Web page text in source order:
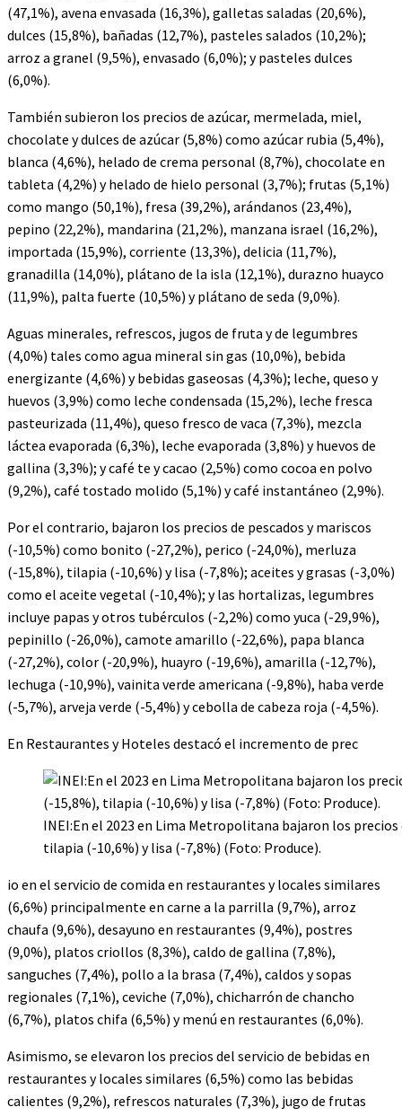
(47,1%), avena envasada (16,3%), galletas saladas (20,6%),
dulces (15,8%), bañadas (12,7%), pasteles salados (10,2%);
arroz a granel (9,5%), envasado (6,0%); y pasteles dulces
(6,0%).
También subieron los precios de azúcar, mermelada, miel,
chocolate y dulces de azúcar (5,8%) como azúcar rubia (5,4%),
blanca (4,6%), helado de crema personal (8,7%), chocolate en
tableta (4,2%) y helado de hielo personal (3,7%); frutas (5,1%)
como mango (50,1%), fresa (39,2%), arándanos (23,4%),
pepino (22,2%), mandarina (21,2%), manzana israel (16,2%),
importada (15,9%), corriente (13,3%), delicia (11,7%),
granadilla (14,0%), plátano de la isla (12,1%), durazno huayco
(11,9%), palta fuerte (10,5%) y plátano de seda (9,0%).
Aguas minerales, refrescos, jugos de fruta y de legumbres
(4,0%) tales como agua mineral sin gas (10,0%), bebida
energizante (4,6%) y bebidas gaseosas (4,3%); leche, queso y
huevos (3,9%) como leche condensada (15,2%), leche fresca
pasteurizada (11,4%), queso fresco de vaca (7,3%), mezcla
láctea evaporada (6,3%), leche evaporada (3,8%) y huevos de
gallina (3,3%); y café te y cacao (2,5%) como cocoa en polvo
(9,2%), café tostado molido (5,1%) y café instantáneo (2,9%).
Por el contrario, bajaron los precios de pescados y mariscos
(-10,5%) como bonito (-27,2%), perico (-24,0%), merluza
(-15,8%), tilapia (-10,6%) y lisa (-7,8%); aceites y grasas (-3,0%)
como el aceite vegetal (-10,4%); y las hortalizas, legumbres
incluye papas y otros tubérculos (-2,2%) como yuca (-29,9%),
pepinillo (-26,0%), camote amarillo (-22,6%), papa blanca
(-27,2%), color (-20,9%), huayro (-19,6%), amarilla (-12,7%),
lechuga (-10,9%), vainita verde americana (-9,8%), haba verde
(-5,7%), arveja verde (-5,4%) y cebolla de cabeza roja (-4,5%).
En Restaurantes y Hoteles destacó el incremento de prec
INEI:En el 2023 en Lima Metropolitana bajaron los
tilapia (-10,6%) y lisa (-7,8%) (Foto: Produce).
io en el servicio de comida en restaurantes y locales similares
(6,6%) principalmente en carne a la parrilla (9,7%), arroz
chaufa (9,6%), desayuno en restaurantes (9,4%), postres
(9,0%), platos criollos (8,3%), caldo de gallina (7,8%),
sanguches (7,4%), pollo a la brasa (7,4%), caldos y sopas
regionales (7,1%), ceviche (7,0%), chicharrón de chancho
(6,7%), platos chifa (6,5%) y menú en restaurantes (6,0%).
Asimismo, se elevaron los precios del servicio de bebidas en
restaurantes y locales similares (6,5%) como las bebidas
calientes (9,2%), refrescos naturales (7,3%), jugo de frutas